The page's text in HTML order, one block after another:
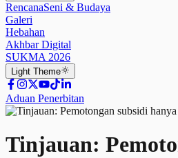
RencanaSeni & Budaya
Galeri
Hebahan
Akhbar Digital
SUKMA 2026
Light Theme
Aduan Penerbitan
Tinjauan: